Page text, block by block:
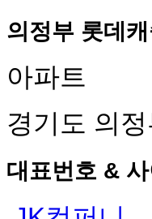
의정부 롯데
아파트
경기도 의
대표번호 &